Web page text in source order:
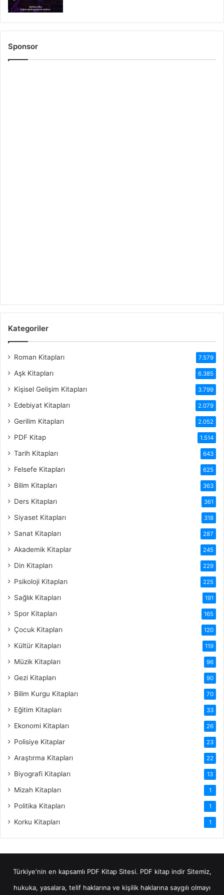
Sponsor
Kategoriler
Roman Kitapları 7.579
Aşk Kitapları 6.385
Kişisel Gelişim Kitapları 3.799
Edebiyat Kitapları 2.079
Gerilim Kitapları 2.052
PDF Kitap 1.514
Tarih Kitapları 643
Felsefe Kitapları 625
Bilim Kitapları 363
Ders Kitapları 361
Siyaset Kitapları 318
Sanat Kitapları 287
Akademik Kitaplar 245
Din Kitapları 229
Psikoloji Kitapları 225
Sağlık Kitapları 191
Spor Kitapları 165
Çocuk Kitapları 120
Kültür Kitapları 119
Müzik Kitapları 96
Gezi Kitapları 90
Bilim Kurgu Kitapları 70
Eğitim Kitapları 33
Ekonomi Kitapları 26
Polisiye Kitaplar 23
Araştırma Kitapları 22
Biyografi Kitapları 13
Mizah Kitapları 1
Politika Kitapları 1
Korku Kitapları 1
Türkiye'nin en kapsamlı PDF Kitap Sitesi. PDF kitap indirSitemiz,
hukuka, yasalara, telif haklarına ve kişilik haklarına saygılı olmayı